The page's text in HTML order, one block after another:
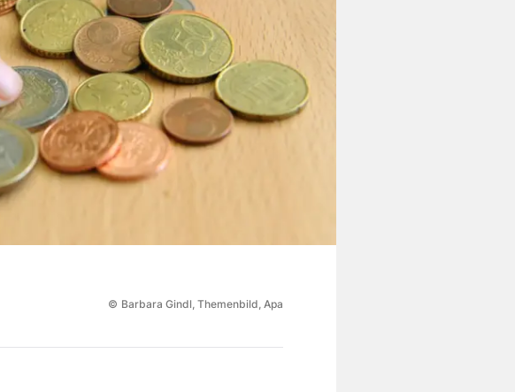
© Barbara Gindl, Themenbild, Apa